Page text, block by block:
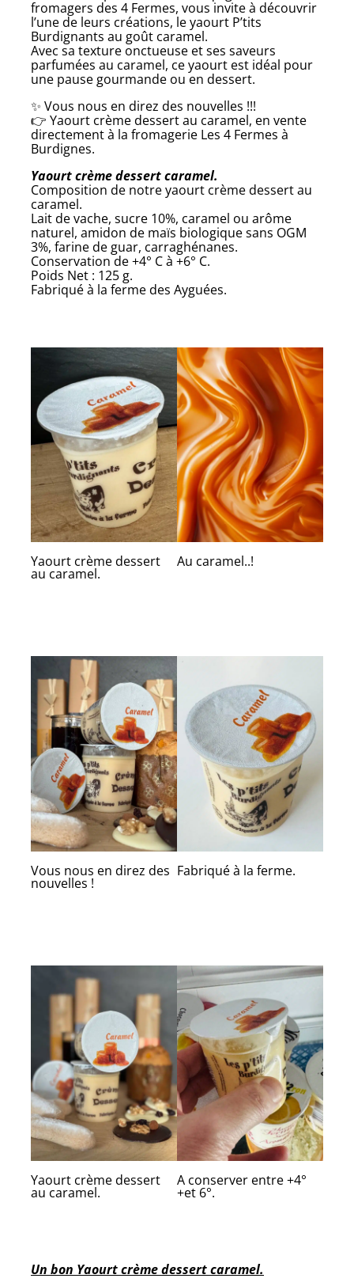
fromagers des 4 Fermes, vous invite à découvrir
l’une de leurs créations, le yaourt P’tits
Burdignants au goût caramel.
Avec sa texture onctueuse et ses saveurs
parfumées au caramel, ce yaourt est idéal pour
une pause gourmande ou en dessert.
✨ Vous nous en direz des nouvelles !!!
👉 Yaourt crème dessert au caramel, en vente
directement à la fromagerie Les 4 Fermes à
Burdignes.
Yaourt crème dessert caramel.
Composition de notre yaourt crème dessert au
caramel.
Lait de vache, sucre 10%, caramel ou arôme
naturel, amidon de maïs biologique sans OGM
3%, farine de guar, carraghénanes.
Conservation de +4° C à +6° C.
Poids Net : 125 g.
Fabriqué à la ferme des Ayguées.
Yaourt crème dessert
au caramel.
Au caramel..!
Vous nous en direz des
nouvelles !
Fabriqué à la ferme.
Yaourt crème dessert
au caramel.
A conserver entre +4°
+et 6°.
Un bon Yaourt crème dessert caramel.